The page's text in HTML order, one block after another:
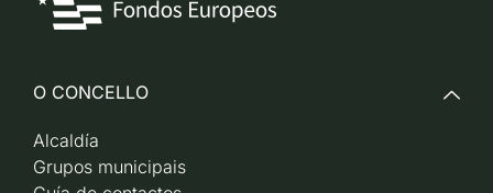
O CONCELLO
Alcaldía
Grupos municipais